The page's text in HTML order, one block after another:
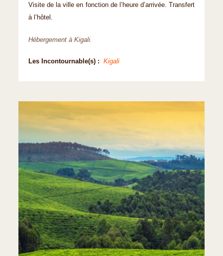
Visite de la ville en fonction de l’heure d’arrivée. Transfert
à l’hôtel.
Hébergement à Kigali.
Les Incontournable(s) : Kigali